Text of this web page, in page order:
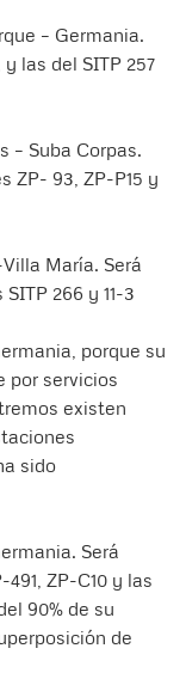
– Germania.
las del SITP 257
– Suba Corpas.
ZP- 93, ZP-P15 y
María. Será
266 y 11-3
porque su
por servicios
existen
sido
Será
ZP-C10 y las
90% de su
de